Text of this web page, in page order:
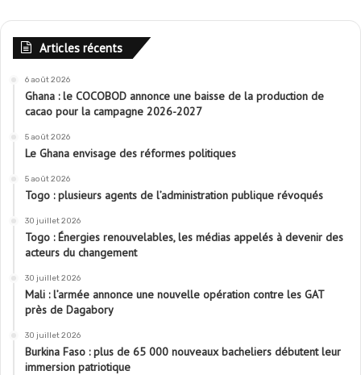
Articles récents
6 août 2026
Ghana : le COCOBOD annonce une baisse de la production de
cacao pour la campagne 2026-2027
5 août 2026
Le Ghana envisage des réformes politiques
5 août 2026
Togo : plusieurs agents de l’administration publique révoqués
30 juillet 2026
Togo : Énergies renouvelables, les médias appelés à devenir des
acteurs du changement
30 juillet 2026
Mali : l’armée annonce une nouvelle opération contre les GAT
près de Dagabory
30 juillet 2026
Burkina Faso : plus de 65 000 nouveaux bacheliers débutent leur
immersion patriotique